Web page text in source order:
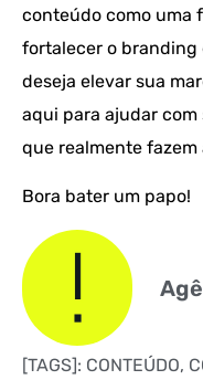
conteúdo como uma
fortalecer o branding
deseja elevar sua
aqui para ajudar com
que realmente fazem
Bora bater um papo!
[TAGS]: CONTEÚDO,